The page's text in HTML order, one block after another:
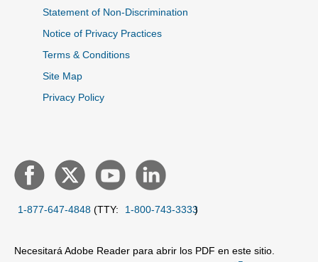
Statement of Non-Discrimination
Notice of Privacy Practices
Terms & Conditions
Site Map
Privacy Policy
1-877-647-4848 (TTY: 1-800-743-3333)
Necesitará Adobe Reader para abrir los PDF en este sitio.